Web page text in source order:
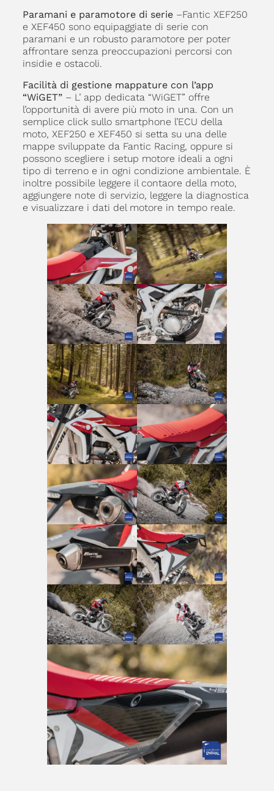
Paramani e paramotore di serie–Fantic XEF250
e XEF450 sono equipaggiate di serie con
paramani e un robusto paramotore per poter
affrontare senza preoccupazioni percorsi con
insidie e ostacoli.
Facilità di gestione mappature con l’app
“WiGET” – L’ app dedicata “WiGET” offre
l’opportunità di avere più moto in una. Con un
semplice click sullo smartphone l’ECU della
moto, XEF250 e XEF450 si setta su una delle
mappe sviluppate da Fantic Racing, oppure si
possono scegliere i setup motore ideali a ogni
tipo di terreno e in ogni condizione ambientale. È
inoltre possibile leggere il contaore della moto,
aggiungere note di servizio, leggere la diagnostica
e visualizzare i dati del motore in tempo reale.